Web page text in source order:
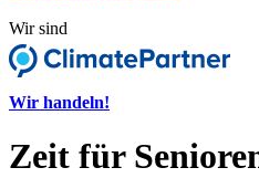
Wir sind
Wir handeln!
Zeit für